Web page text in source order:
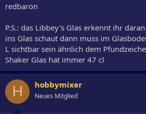
redbaron
P.S.: das Libbey's Glas erkennt ihr
ins Glas schaut dann muss im
L sichtbar sein ähnlich dem
Shaker Glas hat immer 47 cl
H hobbymixer
Neues Mitglied